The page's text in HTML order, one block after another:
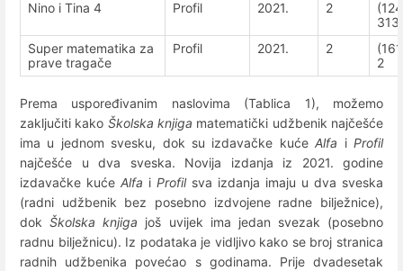
Nino i Tina 4
Profil 2021. 2
313
Super matematika za
prave tragače
Profil 2021. 2
2
Prema uspoređivanim naslovima (Tablica 1), možemo
zaključiti kako Školska knjiga matematički udžbenik najčešće
ima u jednom svesku, dok su izdavačke kućeAlfa iProfil
najčešće u dva sveska. Novija izdanja iz 2021. godine
izdavačke kuće Alfa i Profilsva izdanja imaju u dva sveska
(radni udžbenik bez posebno izdvojene radne bilježnice),
dokŠkolska knjiga još uvijek ima jedan svezak (posebno
radnu bilježnicu). Iz podataka je vidljivo kako se broj stranica
radnih udžbenika povećao s godinama. Prije dvadesetak